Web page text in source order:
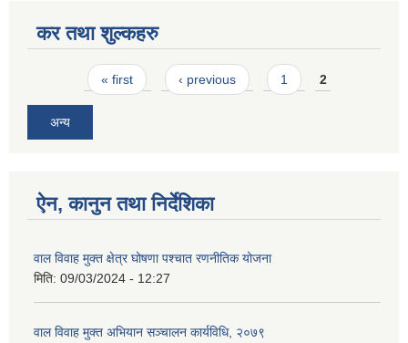
कर तथा शुल्कहरु
Pages« first ‹ previous 1 2
अन्य
ऐन, कानुन तथा निर्देशिका
वाल विवाह मुक्त क्षेत्र घोषणा पश्चात रणनीतिक योजना
मिति: 09/03/2024 - 12:27
वाल विवाह मुक्त अभियान सञ्चालन कार्यविधि, २०७९